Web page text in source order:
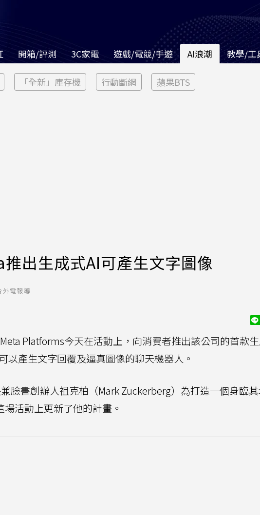
開箱/評測 3C家電 遊戲/電競/手遊 AI浪潮 教學/工
「全新」庫存機 行動斷網 蘋果BTS
出生成式AI可產生文字圖像
外電報導
Platforms今天在活動上，向消費者推出該公司的首款
以產生文字回覆及逼真圖像的聊天機器人。
臉書創辦人祖克柏（Mark Zuckerberg）為打造一個身臨
活動上更新了他的計畫。